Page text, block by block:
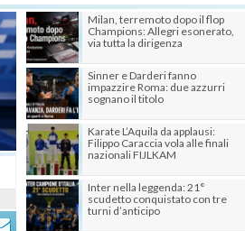
Milan, terremoto dopo il flop
Champions: Allegri esonerato,
via tutta la dirigenza
Sinner e Darderi fanno
impazzire Roma: due azzurri
sognano il titolo
Karate L’Aquila da applausi:
Filippo Caraccia vola alle finali
nazionali FIJLKAM
Inter nella leggenda: 21°
scudetto conquistato con tre
turni d’anticipo